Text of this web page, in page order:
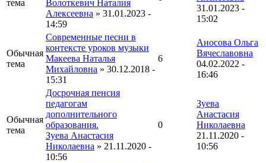
тема
Волоткевич Наталия
Алексеевна » 31.01.2023 -
14:59
31.01.2023 -
15:02
Обычная
тема
Современные песни в
контексте уроков музыки
Макеева Наталья
Михайловна » 30.12.2018 -
15:31
6
Аносова Ольга
Вячеславовна
04.02.2022 -
16:46
Обычная
тема
Досрочная пенсия
педагогам
дополнительного
образования.
Зуева Анастасия
Николаевна » 21.11.2020 -
10:56
0
Зуева
Анастасия
Николаевна
21.11.2020 -
10:56